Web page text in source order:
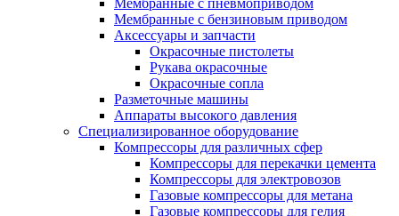
Мембранные с пневмоприводом
Мембранные с бензиновым приводом
Аксессуары и запчасти
Окрасочные пистолеты
Рукава окрасочные
Окрасочные сопла
Разметочные машины
Аппараты высокого давления
Специализированное оборудование
Компрессоры для различных сфер
Компрессоры для перекачки цемента
Компрессоры для электровозов
Газовые компрессоры для метана
Газовые компрессоры для гелия